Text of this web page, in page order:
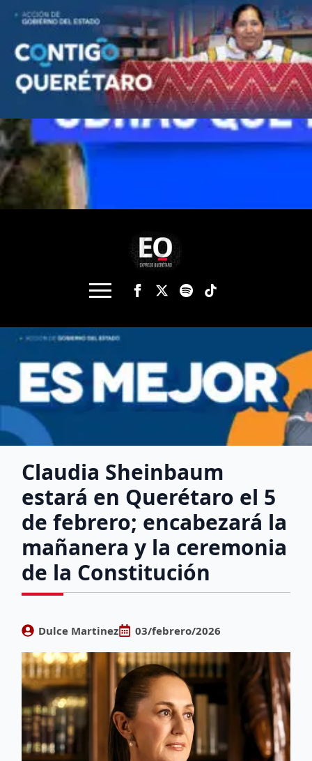
Claudia Sheinbaum
estará en Querétaro el 5
de febrero; encabezará la
mañanera y la ceremonia
de la Constitución
Dulce Martinez 03/febrero/2026